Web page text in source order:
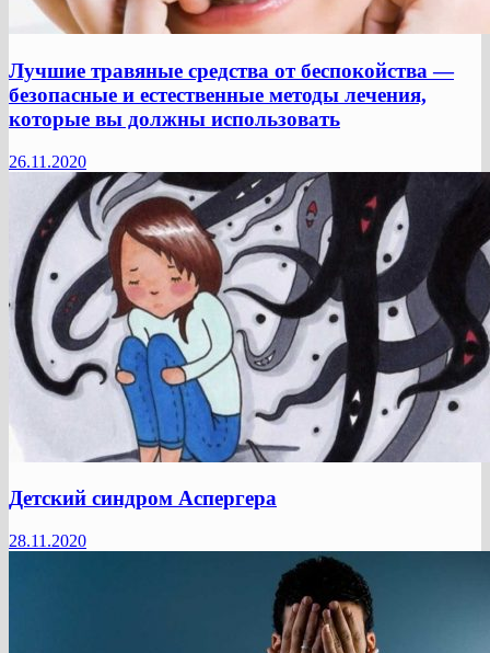
Лучшие травяные средства от беспокойства —
безопасные и естественные методы лечения,
которые вы должны использовать
26.11.2020
Детский синдром Аспергера
28.11.2020